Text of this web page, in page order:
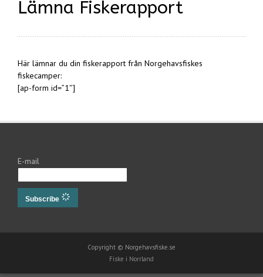
Lämna Fiskerapport
Här lämnar du din fiskerapport från Norgehavsfiskes
fiskecamper:
[ap-form id=”1″]
E-mail
Subscribe
Copyright © Norgehavsfiske.se
Fiske i Norrland